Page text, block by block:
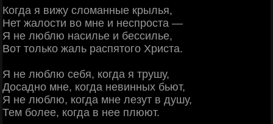
Когда я вижу сломанные крылья,
Нет жалости во мне и неспроста —
Я не люблю насилье и бессилье,
Вот только жаль распятого Христа.
Я не люблю себя, когда я трушу,
Досадно мне, когда невинных бьют,
Я не люблю, когда мне лезут в душу,
Тем более, когда в нее плюют.